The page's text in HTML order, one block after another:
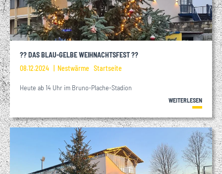
?? DAS BLAU-GELBE WEIHNACHTSFEST ??
08.12.2024
Nestwärme Startseite
Heute ab 14 Uhr im Bruno-Plache-Stadion
WEITERLESEN